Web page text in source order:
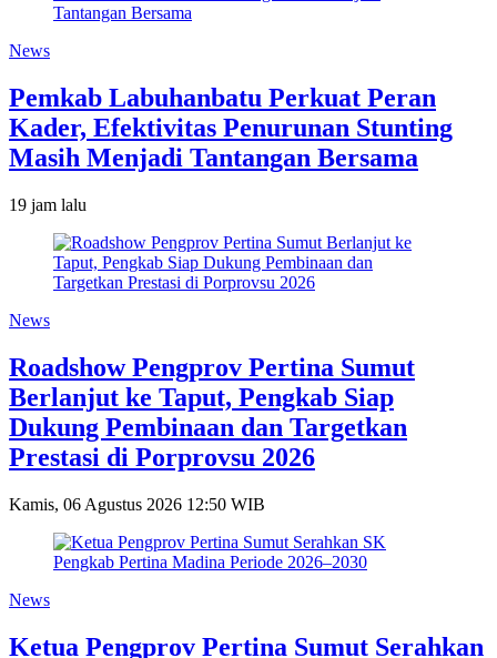
News
Pemkab Labuhanbatu Perkuat Peran
Kader, Efektivitas Penurunan Stunting
Masih Menjadi Tantangan Bersama
19 jam lalu
News
Roadshow Pengprov Pertina Sumut
Berlanjut ke Taput, Pengkab Siap
Dukung Pembinaan dan Targetkan
Prestasi di Porprovsu 2026
Kamis, 06 Agustus 2026 12:50 WIB
News
Ketua Pengprov Pertina Sumut Serahkan